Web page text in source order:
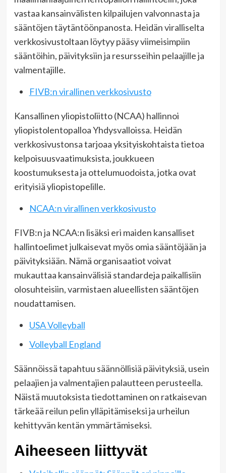
vastaa kansainvälisten kilpailujen valvonnasta ja
sääntöjen täytäntöönpanosta. Heidän viralliselta
verkkosivustoltaan löytyy pääsy viimeisimpiin
sääntöihin, päivityksiin ja resursseihin pelaajille ja
valmentajille.
FIVB:n virallinen verkkosivusto
Kansallinen yliopistoliitto (NCAA) hallinnoi
yliopistolentopalloa Yhdysvalloissa. Heidän
verkkosivustonsa tarjoaa yksityiskohtaista tietoa
kelpoisuusvaatimuksista, joukkueen
koostumuksesta ja ottelumuodoista, jotka ovat
erityisiä yliopistopelille.
NCAA:n virallinen verkkosivusto
FIVB:n ja NCAA:n lisäksi eri maiden kansalliset
hallintoelimet julkaisevat myös omia sääntöjään ja
päivityksiään. Nämä organisaatiot voivat
mukauttaa kansainvälisiä standardeja paikallisiin
olosuhteisiin, varmistaen alueellisten sääntöjen
noudattamisen.
USA Volleyball
Volleyball England
Säännöissä tapahtuu säännöllisiä päivityksiä, usein
pelaajien ja valmentajien palautteen perusteella.
Näistä muutoksista tiedottaminen on ratkaisevan
tärkeää reilun pelin ylläpitämiseksi ja urheilun
kehittyvän kentän ymmärtämiseksi.
Aiheeseen liittyvät